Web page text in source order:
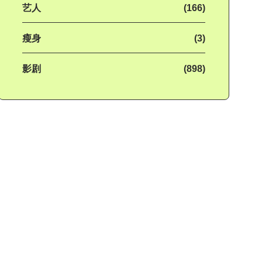
艺人 (166)
瘦身 (3)
影剧 (898)